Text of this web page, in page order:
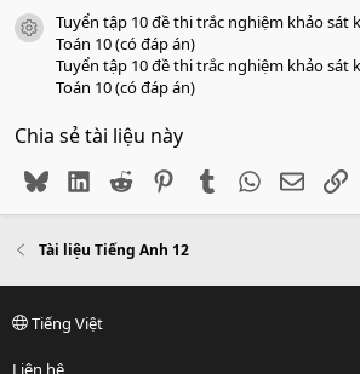
icon tài liệu
Tuyển tập 10 đề thi trắc nghiệm khảo sát
Toán 10 (có đáp án)
Tuyển tập 10 đề thi trắc nghiệm khảo sát
Toán 10 (có đáp án)
Chia sẻ tài liệu này
BlueskyLinkedIn
Reddit PinterestTumblr WhatsApp
Email
Tài liệu Tiếng Anh 12
Tiếng Việt
Liên hệ